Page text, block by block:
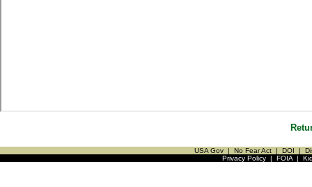
USA Gov | No Fear Act | DOI |
Privacy Policy| FOIA|